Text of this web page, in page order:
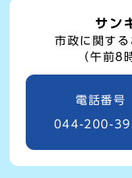
サン
市政に関す
（午前8
電話番号
044-200-